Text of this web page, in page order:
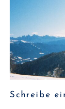
Schreibe